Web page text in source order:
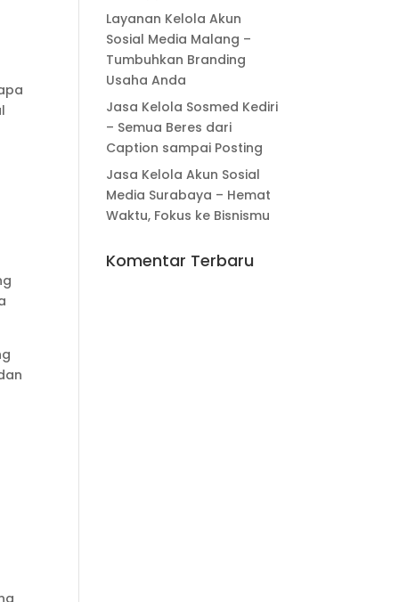
Layanan Kelola Akun
Sosial Media Malang –
Tumbuhkan Branding
Usaha Anda
Jasa Kelola Sosmed Kediri
– Semua Beres dari
Caption sampai Posting
Jasa Kelola Akun Sosial
Media Surabaya – Hemat
Waktu, Fokus ke Bisnismu
Komentar Terbaru